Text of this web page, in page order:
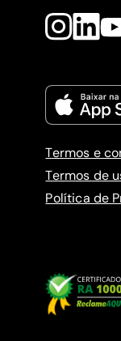
Termos e
Termos de
Política de